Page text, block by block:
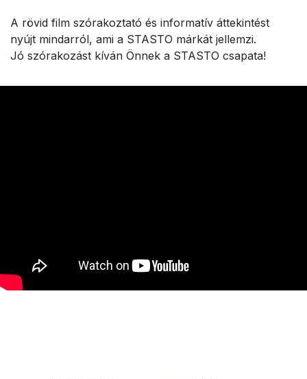
A rövid film szórakoztató és informatív áttekintést
nyújt mindarról, ami a STASTO márkát jellemzi.
Jó szórakozást kíván Önnek a STASTO csapata!